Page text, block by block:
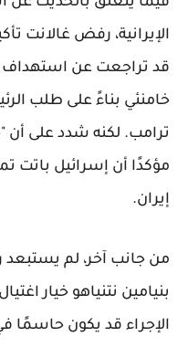
الإيرانية، رفض غالانت
قد تراجعت عن استهداف
خامنئي بناءً على طلب
ترامب. لكنه شدد على أن
مؤكدًا أن إسرائيل باتت
إيران.
من جانب آخر، لم يستبعد
بنيامين نتنياهو خيار
الإجراء قد يكون حاسمًا